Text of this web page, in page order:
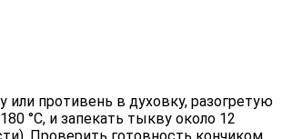
или противень в духовку, разогретую
°С, и запекать тыкву около 12
Проверить готовность кончиком